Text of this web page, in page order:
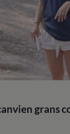
grans